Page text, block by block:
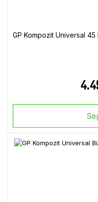
GP Kompozit Universal 45